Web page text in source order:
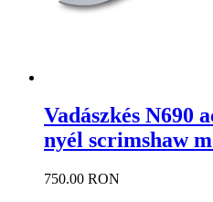
Vadászkés N690
nyél scrimshaw
750.00 RON